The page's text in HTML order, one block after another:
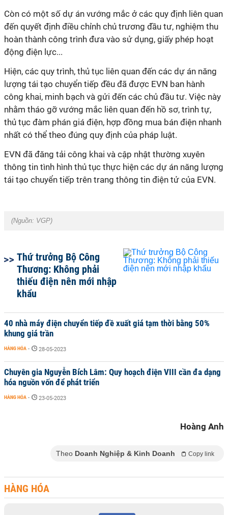
Còn có một số dự án vướng mắc ở các quy định liên quan
đến quyết định điều chỉnh chủ trương đầu tư, nghiệm thu
hoàn thành công trình đưa vào sử dụng, giấy phép hoạt
động điện lực...
Hiện, các quy trình, thủ tục liên quan đến các dự án năng
lượng tái tạo chuyển tiếp đều đã được EVN ban hành
công khai, minh bạch và gửi đến các chủ đầu tư. Việc này
nhằm tháo gỡ vướng mắc liên quan đến hồ sơ, trình tự,
thủ tục đàm phán giá điện, hợp đồng mua bán điện nhanh
nhất có thể theo đúng quy định của pháp luật.
EVN đã đăng tải công khai và cập nhật thường xuyên
thông tin tình hình thủ tục thực hiện các dự án năng lượng
tái tạo chuyển tiếp trên trang thông tin điện tử của EVN.
(Nguồn: VGP)
Thứ trưởng Bộ Công
Thương: Không phải
thiếu điện nên mới nhập
khẩu
40 nhà máy điện chuyển tiếp đề xuất giá tạm thời bằng 50%
khung giá trần
HÀNG HÓA - 28-05-2023
Chuyên gia Nguyễn Bích Lâm: Quy hoạch điện VIII cần đa dạng
hóa nguồn vốn để phát triển
HÀNG HÓA - 23-05-2023
Hoàng Anh
Theo Doanh Nghiệp & Kinh Doanh Copy link
HÀNG HÓA